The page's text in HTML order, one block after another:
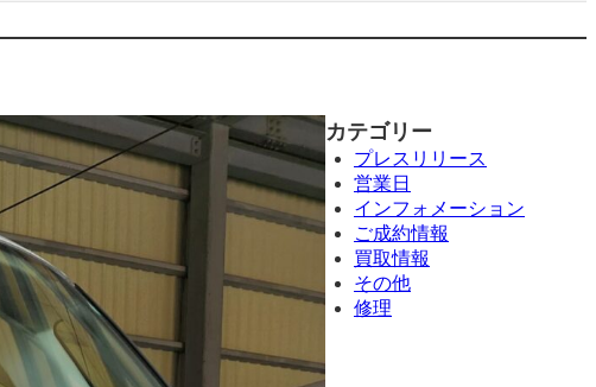
カテゴリー
プレスリリース
営業日
インフォメーション
ご成約情報
買取情報
その他
修理